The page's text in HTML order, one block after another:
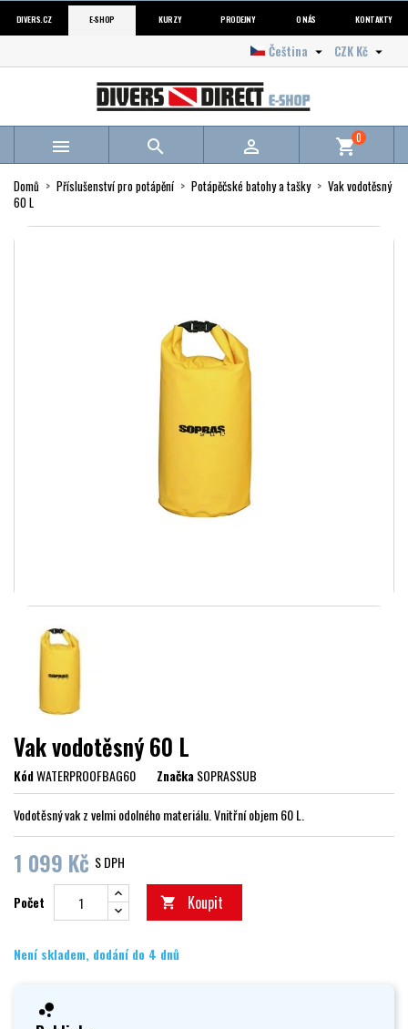
DIVERS.CZ E-SHOP KURZY PRODEJNY O NÁS KONTAKTY
CZK Kč 
Čeština 
   shopping_cart0
Domů Příslušenství pro potápění Potápěčské batohy a tašky
Vak vodotěsný
60 L
Vak vodotěsný 60 L
KódWATERPROOFBAG60 ZnačkaSOPRASSUB
Vodotěsný vak z velmi odolného materiálu. Vnitřní objem 60 L.
1 099 Kč S DPH
Počet  Koupit
Není skladem, dodání do 4 dnů